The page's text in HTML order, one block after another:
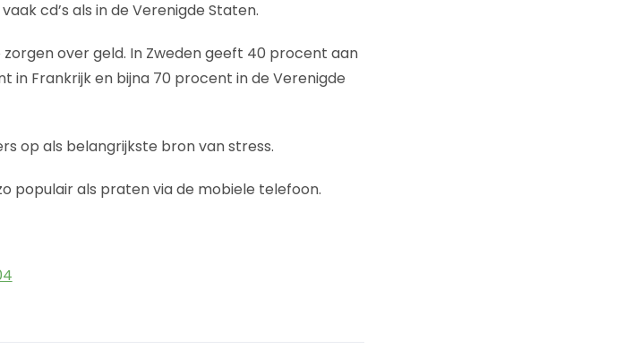
cd’s als in de Verenigde Staten.
over geld. In Zweden geeft 40 procent aan
in Frankrijk en bijna 70 procent in de Verenigde
op als belangrijkste bron van stress.
populair als praten via de mobiele telefoon.